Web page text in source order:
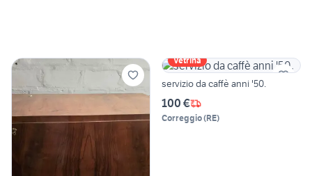
Vetrina
servizio da caffè anni '50.
100 €
Correggio(RE)